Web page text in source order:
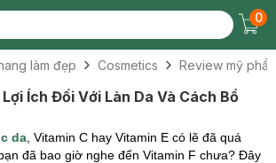
0
làm đẹp Cosmetics Review mỹ
Ích Đối Với Làn Da Và Cách Bổ
da , Vitamin C hay Vitamin E có lẽ đã quá
đã bao giờ nghe đến Vitamin F chưa? Đây